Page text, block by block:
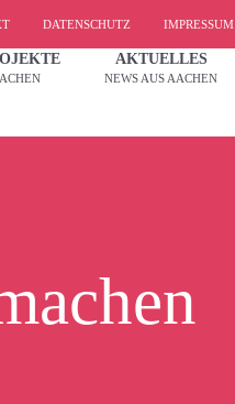
DATENSCHUTZ IMPRESSUM
AKTUELLES
NEWS AUS AACHEN